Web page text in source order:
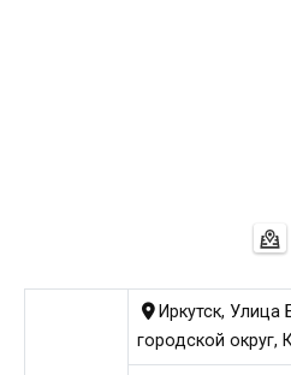
Иркутск, Улица
городской округ,